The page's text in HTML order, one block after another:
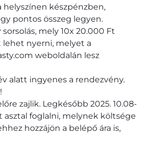
helyszínen készpénzben,
pontos összeg legyen.
mely 10x 20.000 Ft
nyerni, melyet a
weboldalán lesz
alatt ingyenes a rendezvény.
zajlik. Legkésőbb 2025. 10.08-
asztal foglalni, melynek költsége
hozzájön a belépő ára is,